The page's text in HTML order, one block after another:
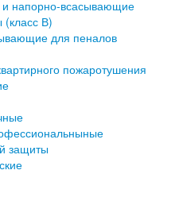
напорно-всасывающие
(класс В)
для пеналов
пожаротушения
защиты